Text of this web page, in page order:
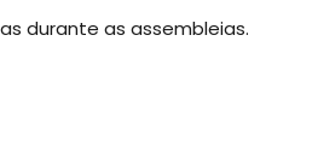
durante as assembleias.